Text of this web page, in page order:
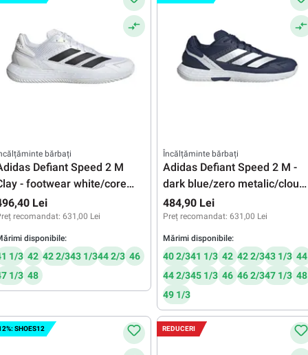
bărbați
Defiant Speed 2 M
- footwear white/core
green one
Lei
recomandat: 631,00 Lei
disponibile:
1/3 42 42 2/343 1/344 2/3 46
1/3 48
Încălțăminte bărbați
Adidas Defiant Speed 2 M -
dark blue/zero metalic/cloud
white
484,90 Lei
Preț recomandat: 631,00 Lei
Mărimi disponibile:
40 2/341 1/3 42 42 2/343 1/3 44
44 2/345 1/3 46 46 2/347 1/3 48
49 1/3
SHOES12 REDUCERI